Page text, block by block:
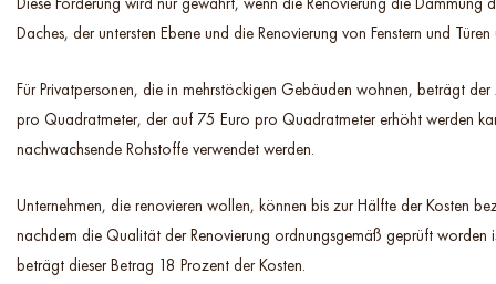
Daches, der untersten Ebene und die Renovierung von Fenstern und Türen
Für Privatpersonen, die in mehrstöckigen Gebäuden wohnen, beträgt der
pro Quadratmeter, der auf 75 Euro pro Quadratmeter erhöht werden
nachwachsende Rohstoffe verwendet werden.
Unternehmen, die renovieren wollen, können bis zur Hälfte der Kosten
nachdem die Qualität der Renovierung ordnungsgemäß geprüft worden
beträgt dieser Betrag 18 Prozent der Kosten.